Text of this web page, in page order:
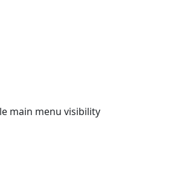
main menu visibility